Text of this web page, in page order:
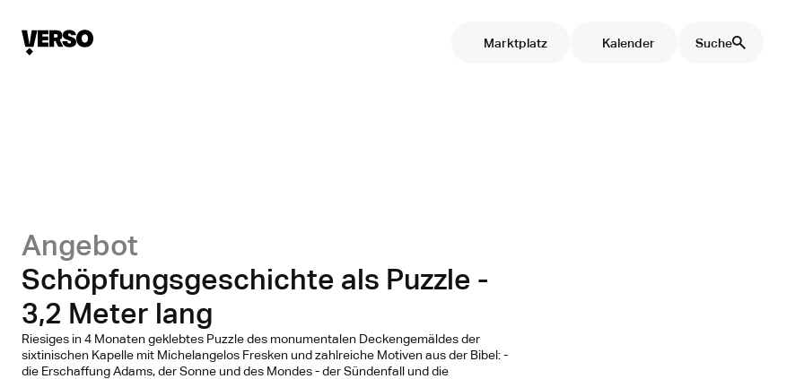
Angebot
Schöpfungsgeschichte als Puzzle -
3,2 Meter lang
Riesiges in 4 Monaten geklebtes Puzzle des monumentalen Deckengemäldes der
sixtinischen Kapelle mit Michelangelos Fresken und zahlreiche Motiven aus der Bibel: -
die Erschaffung Adams, der Sonne und des Mondes - der Sündenfall und die
Kalender Suche
Marktplatz